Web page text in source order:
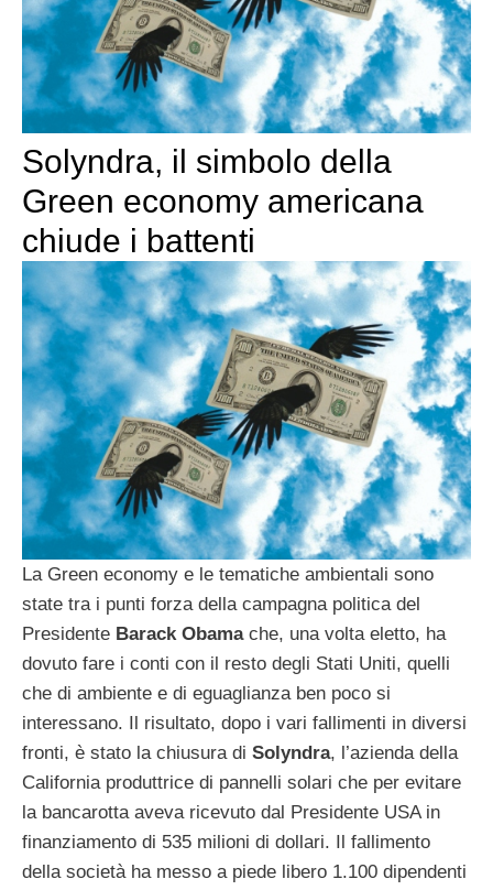
Solyndra, il simbolo della
Green economy americana
chiude i battenti
La Green economy e le tematiche ambientali sono
state tra i punti forza della campagna politica del
Presidente Barack Obamache, una volta eletto, ha
dovuto fare i conti con il resto degli Stati Uniti, quelli
che di ambiente e di eguaglianza ben poco si
interessano. Il risultato, dopo i vari fallimenti in diversi
fronti, è stato la chiusura di Solyndra, l’azienda della
California produttrice di pannelli solari che per evitare
la bancarotta aveva ricevuto dal Presidente USA in
finanziamento di 535 milioni di dollari. Il fallimento
della società ha messo a piede libero 1.100 dipendenti